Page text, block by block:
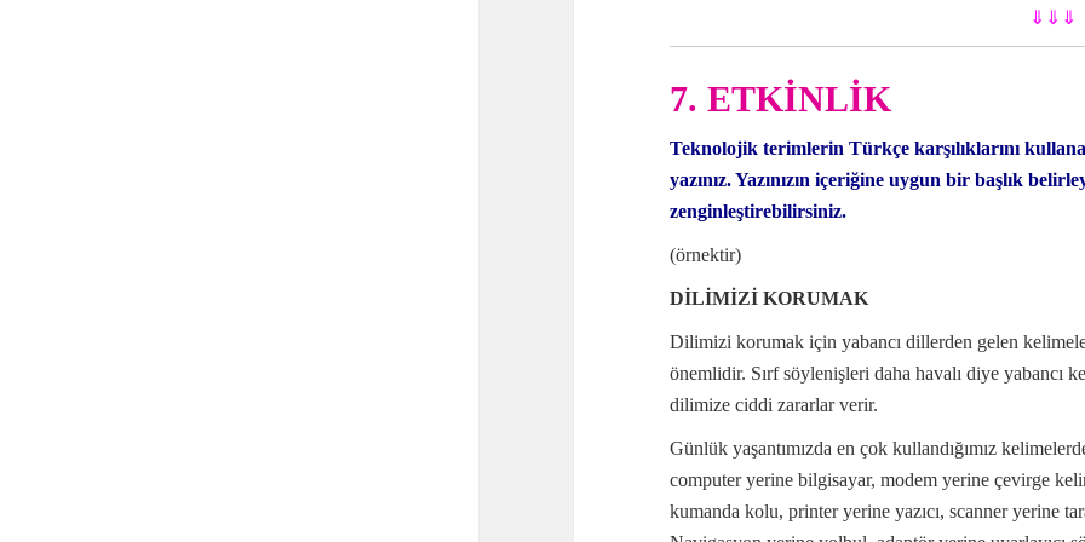
⇓⇓⇓
7. ETKİNLİK
Teknolojik terimlerin Türkçe karşılıklarını
yazınız. Yazınızın içeriğine uygun bir başlık
zenginleştirebilirsiniz.
(örnektir)
DİLİMİZİ KORUMAK
Dilimizi korumak için yabancı dillerden gelen
önemlidir. Sırf söylenişleri daha havalı diye yabancı
dilimize ciddi zararlar verir.
Günlük yaşantımızda en çok kullandığımız
computer yerine bilgisayar, modem yerine çevirge
kumanda kolu, printer yerine yazıcı, scanner yerine